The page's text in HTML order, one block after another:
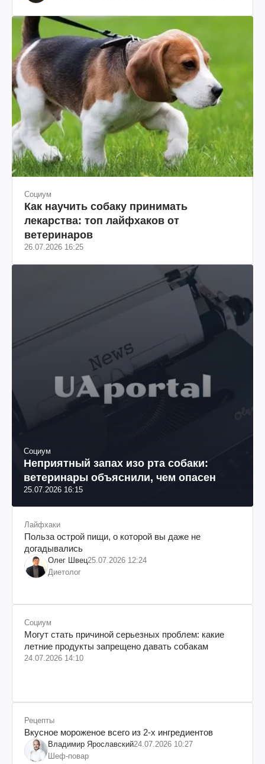
Социум
Как научить собаку принимать
лекарства: топ лайфхаков от
ветеринаров
26.07.2026 16:25
Социум
Неприятный запах изо рта собаки:
ветеринары объяснили, чем опасен
25.07.2026 16:15
Лайфхаки
Польза острой пищи, о которой вы даже не
догадывались
Олег Швец25.07.2026 12:24
Диетолог
Социум
Могут стать причиной серьезных проблем: какие
летние продукты запрещено давать собакам
24.07.2026 14:10
Рецепты
Вкусное мороженое всего из 2-х ингредиентов
Владимир Ярославский24.07.2026 10:27
Шеф-повар